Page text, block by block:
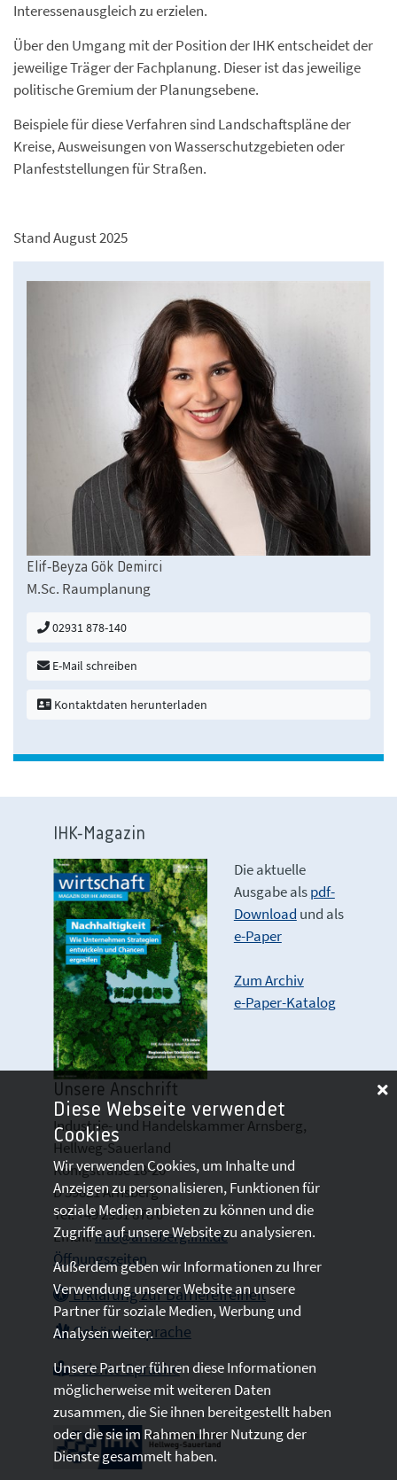
Interessenausgleich zu erzielen.
Über den Umgang mit der Position der IHK entscheidet der
jeweilige Träger der Fachplanung. Dieser ist das jeweilige
politische Gremium der Planungsebene.
Beispiele für diese Verfahren sind Landschaftspläne der
Kreise, Ausweisungen von Wasserschutzgebieten oder
Planfeststellungen für Straßen.
Stand August 2025
Elif-Beyza Gök Demirci
M.Sc. Raumplanung
02931 878-140
E-Mail schreiben
Kontaktdaten herunterladen
IHK-Magazin
Die aktuelle
Ausgabe alspdf-
Download und als
e-Paper
Zum Archiv
e-Paper-Katalog
Unsere Anschrift
Industrie- und Handelskammer Arnsberg,
Hellweg-Sauerland
Königstraße 18-20
D 59821 Arnsberg
Tel: +49 2931 878 0
Email:info@arnsberg.ihk.de
Öffnungszeiten
Erklärung zur Barrierefreiheit
Gebärdensprache
Leichte Sprache
Diese Webseite verwendet
Cookies
Wir verwenden Cookies, um Inhalte und
Anzeigen zu personalisieren, Funktionen für
soziale Medien anbieten zu können und die
Zugriffe auf unsere Website zu analysieren.
Außerdem geben wir Informationen zu Ihrer
Verwendung unserer Website an unsere
Partner für soziale Medien, Werbung und
Analysen weiter.
Unsere Partner führen diese Informationen
möglicherweise mit weiteren Daten
zusammen, die Sie ihnen bereitgestellt haben
oder die sie im Rahmen Ihrer Nutzung der
Dienste gesammelt haben.